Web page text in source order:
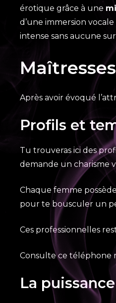
érotique grâce à une
d’une immersion
intense sans aucune
Après avoir évoqué
Profils et
Tu trouveras ici des
demande un charisme
Chaque femme
pour te bousculer un
Ces professionnelles
Consulte ce téléphone
La